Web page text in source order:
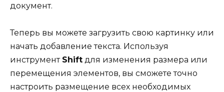
документ.
Теперь вы можете загрузить свою картинку или
начать добавление текста. Используя
инструмент Shift для изменения размера или
перемещения элементов, вы сможете точно
настроить размещение всех необходимых